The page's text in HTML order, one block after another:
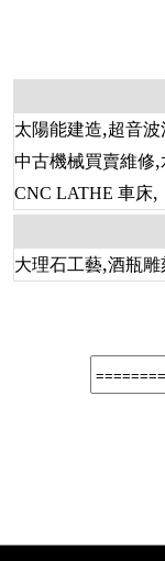
太陽能建造,超音
中古機械買賣維修,
CNC LATHE 車床,
大理石工藝,酒瓶雕